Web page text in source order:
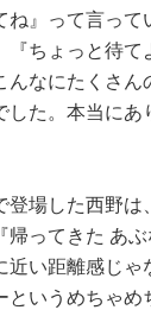
ね』って言って
『ちょっと待て
んなにたくさん
た。本当にあ
場した西野は
ってきた あぶ
近い距離感じゃ
というめちゃめ